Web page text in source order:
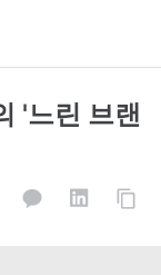
'느린 브랜